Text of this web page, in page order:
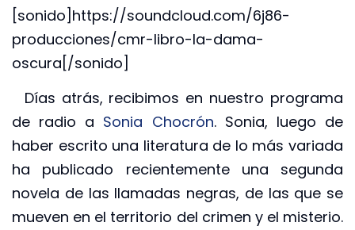
[sonido]https://soundcloud.com/6j86-
producciones/cmr-libro-la-dama-
oscura[/sonido]
Días atrás, recibimos en nuestro programa
de radio a Sonia Chocrón. Sonia, luego de
haber escrito una literatura de lo más variada
ha publicado recientemente una segunda
novela de las llamadas negras, de las que se
mueven en el territorio del crimen y el misterio.